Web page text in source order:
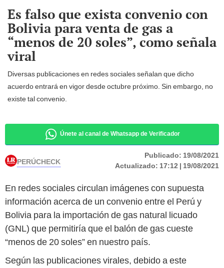
Es falso que exista convenio con
Bolivia para venta de gas a
“menos de 20 soles”, como señala
viral
Diversas publicaciones en redes sociales señalan que dicho
acuerdo entrará en vigor desde octubre próximo. Sin embargo, no
existe tal convenio.
Únete al canal de Whatsapp de Verificador
PERÚCHECK Publicado: 19/08/2021
Actualizado: 17:12 | 19/08/2021
En redes sociales circulan imágenes con supuesta
información acerca de un convenio entre el Perú y
Bolivia para la importación de gas natural licuado
(GNL) que permitiría que el balón de gas cueste
“menos de 20 soles” en nuestro país.
Según las publicaciones virales, debido a este